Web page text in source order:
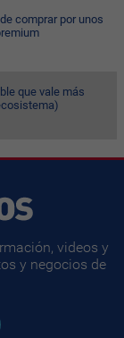
comprar por unos
que vale más
videos y
y negocios de